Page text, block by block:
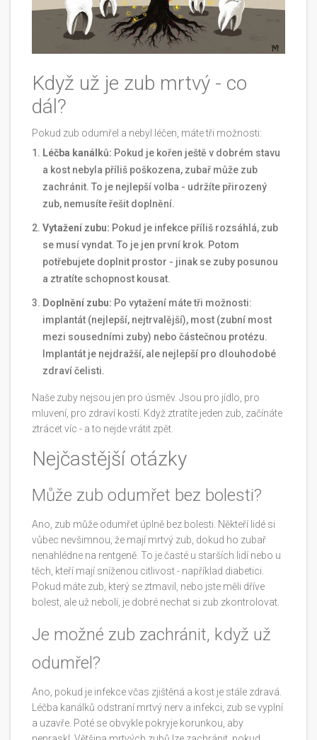
Když už je zub mrtvý - co
dál?
Pokud zub odumřel a nebyl léčen, máte tři možnosti:
Léčba kanálků: Pokud je kořen ještě v dobrém stavu
a kost nebyla příliš poškozena, zubař může zub
zachránit. To je nejlepší volba - udržíte přirozený
zub, nemusíte řešit doplnění.
Vytažení zubu: Pokud je infekce příliš rozsáhlá, zub
se musí vyndat. To je jen první krok. Potom
potřebujete doplnit prostor - jinak se zuby posunou
a ztratíte schopnost kousat.
Doplnění zubu: Po vytažení máte tři možnosti:
implantát (nejlepší, nejtrvalější), most (zubní most
mezi sousedními zuby) nebo částečnou protézu.
Implantát je nejdražší, ale nejlepší pro dlouhodobé
zdraví čelisti.
Naše zuby nejsou jen pro úsměv. Jsou pro jídlo, pro
mluvení, pro zdraví kostí. Když ztratíte jeden zub, začínáte
ztrácet víc - a to nejde vrátit zpět.
Nejčastější otázky
Může zub odumřet bez bolesti?
Ano, zub může odumřet úplně bez bolesti. Někteří lidé si
vůbec nevšimnou, že mají mrtvý zub, dokud ho zubař
nenahlédne na rentgeně. To je časté u starších lidí nebo u
těch, kteří mají sníženou citlivost - například diabetici.
Pokud máte zub, který se ztmavil, nebo jste měli dříve
bolest, ale už nebolí, je dobré nechat si zub zkontrolovat.
Je možné zub zachránit, když už
odumřel?
Ano, pokud je infekce včas zjištěná a kost je stále zdravá.
Léčba kanálků odstraní mrtvý nerv a infekci, zub se vyplní
a uzavře. Poté se obvykle pokryje korunkou, aby